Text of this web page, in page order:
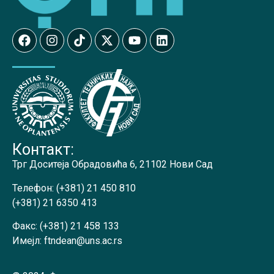
Контакт:
Трг Доситеја Обрадовића 6, 21102 Нови Сад
Телефон: (+381) 21 450 810
(+381) 21 6350 413
Факс: (+381) 21 458 133
Имејл: ftndean@uns.ac.rs